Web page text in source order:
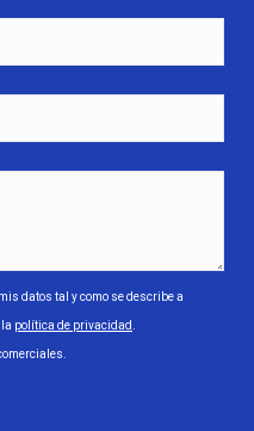
datos tal y como se describe a
política de privacidad